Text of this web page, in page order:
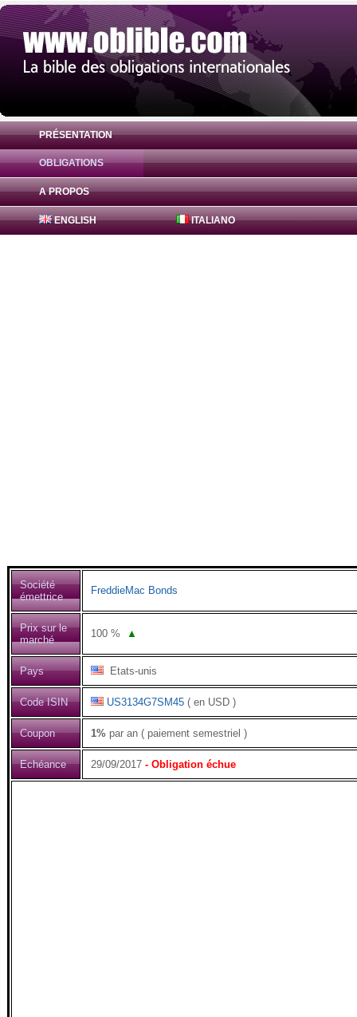
PRÉSENTATION
OBLIGATIONS
A PROPOS
ENGLISH ITALIANO
Obligation FreddieMac Bonds 1% (
Société
émettrice
FreddieMac Bonds
Prix sur le
marché
100 % ▲
Pays Etats-unis
Code ISIN US3134G7SM45 ( en USD )
Coupon 1% par an ( paiement semestriel )
Echéance 29/09/2017 - Obligation échue